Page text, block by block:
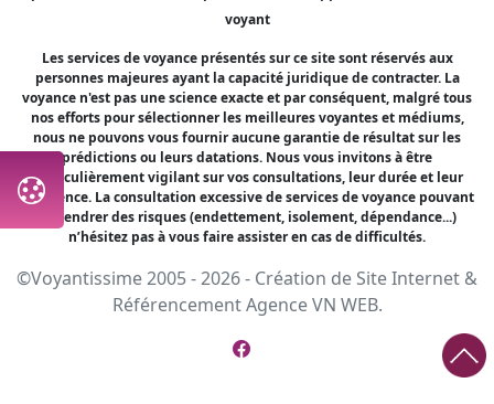
voyant
Les services de voyance présentés sur ce site sont réservés aux
personnes majeures ayant la capacité juridique de contracter. La
voyance n'est pas une science exacte et par conséquent, malgré tous
nos efforts pour sélectionner les meilleures voyantes et médiums,
nous ne pouvons vous fournir aucune garantie de résultat sur les
prédictions ou leurs datations. Nous vous invitons à être
particulièrement vigilant sur vos consultations, leur durée et leur
fréquence. La consultation excessive de services de voyance pouvant
engendrer des risques (endettement, isolement, dépendance...)
n’hésitez pas à vous faire assister en cas de difficultés.
©Voyantissime 2005 - 2026 - Création de Site Internet &
RéférencementAgence VN WEB.